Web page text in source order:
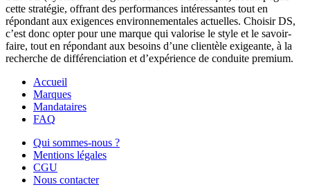
cette stratégie, offrant des performances intéressantes tout en
répondant aux exigences environnementales actuelles. Choisir DS,
c’est donc opter pour une marque qui valorise le style et le savoir-
faire, tout en répondant aux besoins d’une clientèle exigeante, à la
recherche de différenciation et d’expérience de conduite premium.
Accueil
Marques
Mandataires
FAQ
Qui sommes-nous ?
Mentions légales
CGU
Nous contacter